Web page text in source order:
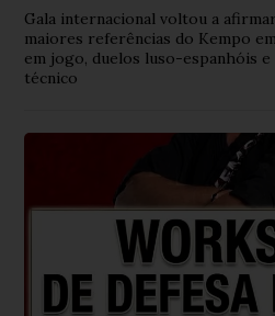
Gala internacional voltou a
maiores referências do Kempo
em jogo, duelos luso-espanhóis
técnico